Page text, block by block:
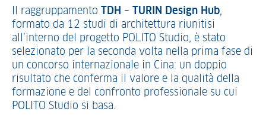
Il raggruppamento TDH – TURIN Design Hub,
formato da 12 studi di architettura riunitisi
all’interno del progetto POLITO Studio, è stato
selezionato per la seconda volta nella prima fase di
un concorso internazionale in Cina: un doppio
risultato che conferma il valore e la qualità della
formazione e del confronto professionale su cui
POLITO Studio si basa.